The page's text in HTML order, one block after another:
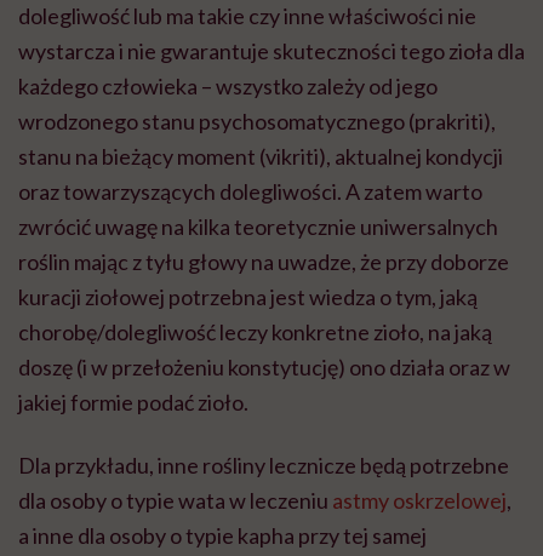
dolegliwość lub ma takie czy inne właściwości nie
wystarcza i nie gwarantuje skuteczności tego zioła dla
każdego człowieka – wszystko zależy od jego
wrodzonego stanu psychosomatycznego (prakriti),
stanu na bieżący moment (vikriti), aktualnej kondycji
oraz towarzyszących dolegliwości. A zatem warto
zwrócić uwagę na kilka teoretycznie uniwersalnych
roślin mając z tyłu głowy na uwadze, że przy doborze
kuracji ziołowej potrzebna jest wiedza o tym, jaką
chorobę/dolegliwość leczy konkretne zioło, na jaką
doszę (i w przełożeniu konstytucję) ono działa oraz w
jakiej formie podać zioło.
Dla przykładu, inne rośliny lecznicze będą potrzebne
dla osoby o typie wata w leczeniu astmy oskrzelowej,
a inne dla osoby o typie kapha przy tej samej